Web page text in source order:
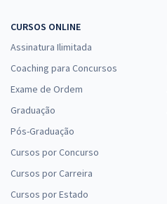
CURSOS ONLINE
Assinatura Ilimitada
Coaching para Concursos
Exame de Ordem
Graduação
Pós-Graduação
Cursos por Concurso
Cursos por Carreira
Cursos por Estado